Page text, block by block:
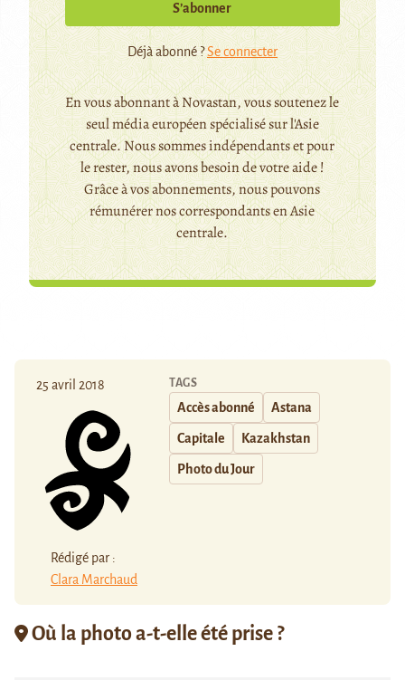
S’abonner
Déjà abonné ?Se connecter
En vous abonnant à Novastan, vous soutenez le
seul média européen spécialisé sur l'Asie
centrale. Nous sommes indépendants et pour
le rester, nous avons besoin de votre aide !
Grâce à vos abonnements, nous pouvons
rémunérer nos correspondants en Asie
centrale.
25 avril 2018
Rédigé par :
Clara Marchaud
TAGS
Accès abonné Astana
Capitale Kazakhstan
Photo du Jour
Où la photo a-t-elle été prise ?